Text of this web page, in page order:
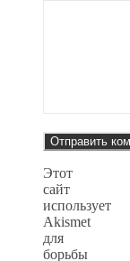
Этот
сайт
использует
Akismet
для
борьбы